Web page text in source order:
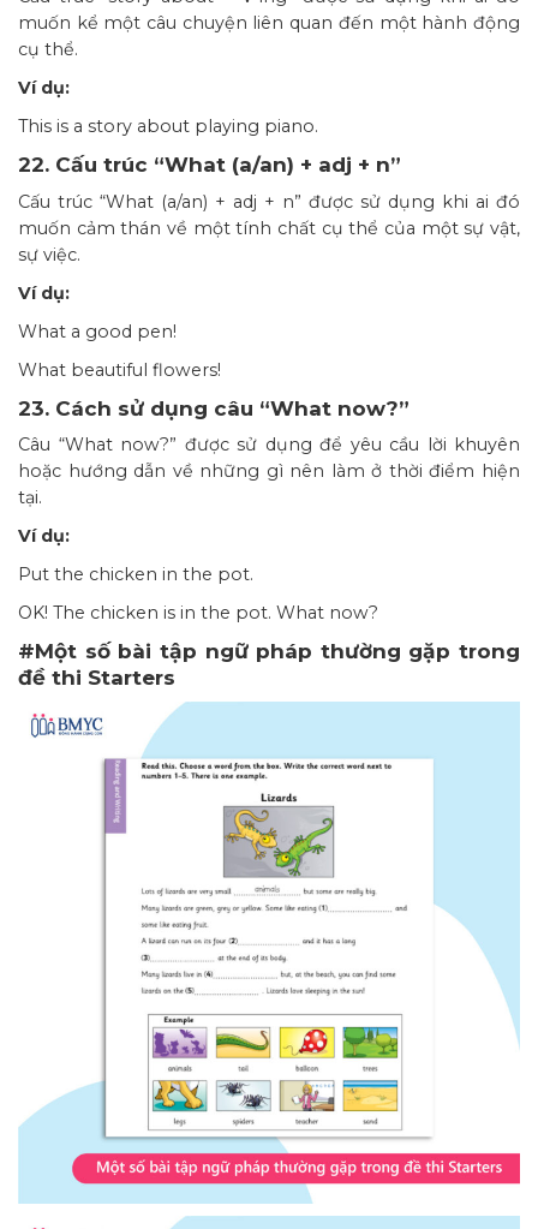
muốn kể một câu chuyện liên quan đến một hành động
cụ thể.
Ví dụ:
This is a story about playing piano.
22. Cấu trúc “What (a/an) + adj + n”
Cấu trúc “What (a/an) + adj + n” được sử dụng khi ai đó
muốn cảm thán về một tính chất cụ thể của một sự vật,
sự việc.
Ví dụ:
What a good pen!
What beautiful flowers!
23. Cách sử dụng câu “What now?”
Câu “What now?” được sử dụng để yêu cầu lời khuyên
hoặc hướng dẫn về những gì nên làm ở thời điểm hiện
tại.
Ví dụ:
Put the chicken in the pot.
OK! The chicken is in the pot. What now?
#Một số bài tập ngữ pháp thường gặp trong
đề thi Starters